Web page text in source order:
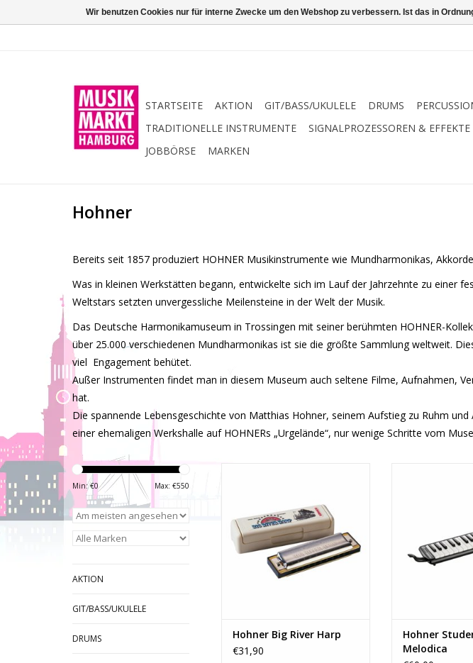
STARTSEITE AKTION GIT/BASS/UKULELE DRUMS
TRADITIONELLE INSTRUMENTE
SIGNALPROZESSOREN & EFFEKTE
JOBBÖRSE
MARKEN
Hohner
Bereits seit 1857 produziert HOHNER Musikinstrumente wie Mundharmonikas,
Was in kleinen Werkstätten begann, entwickelte sich im Lauf der Jahrzehnte zu
Weltstars setzten unvergessliche Meilensteine in der Welt der Musik.
Das Deutsche Harmonikamuseum in Trossingen mit seiner berühmten HOHNER-
über 25.000 verschiedenen Mundharmonikas ist sie die größte Sammlung weltweit.
viel Engagement behütet.
Außer Instrumenten findet man in diesem Museum auch seltene Filme, Aufnahmen,
hat.
Die spannende Lebensgeschichte von Matthias Hohner, seinem Aufstieg zu Ruhm
einer ehemaligen Werkshalle auf HOHNERs „Urgelände“, nur wenige Schritte vom
Min: €0 Max: €550
AKTION
GIT/BASS/UKULELE
DRUMS
Hohner Big River Harp
€31,90
Hohner
Melodica
Wir benutzen Cookies nur für interne Zwecke um den Webshop zu verbessern. Ist das in